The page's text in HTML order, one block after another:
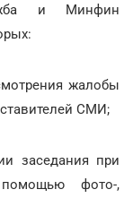
и Минфин
жалобы
СМИ;
заседания при
фото-,